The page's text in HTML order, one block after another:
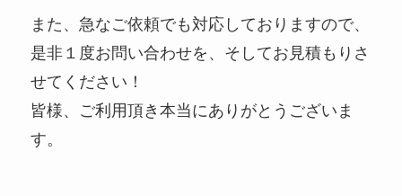
また、急なご依頼でも対応しておりますので、
是非１度お問い合わせを、そしてお見積もりさ
せてください！
皆様、ご利用頂き本当にありがとうございま
す。